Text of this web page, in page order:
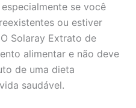
se você
ou estiver
Solaray Extrato de
alimentar e não deve
de uma dieta
saudável.